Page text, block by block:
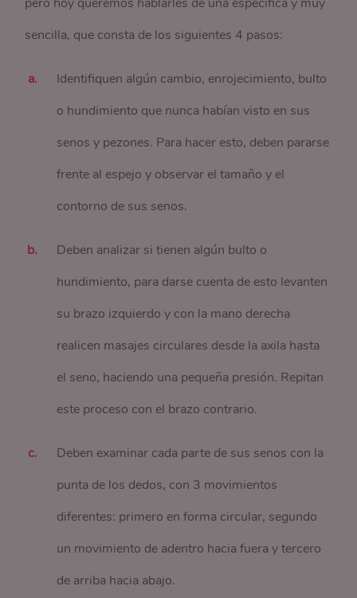
sencilla, que consta de los siguientes 4 pasos:
Identifiquen algún cambio, enrojecimiento, bulto
o hundimiento que nunca habían visto en sus
senos y pezones. Para hacer esto, deben pararse
frente al espejo y observar el tamaño y el
contorno de sus senos.
Deben analizar si tienen algún bulto o
hundimiento, para darse cuenta de esto levanten
su brazo izquierdo y con la mano derecha
realicen masajes circulares desde la axila hasta
el seno, haciendo una pequeña presión. Repitan
este proceso con el brazo contrario.
Deben examinar cada parte de sus senos con la
punta de los dedos, con 3 movimientos
diferentes: primero en forma circular, segundo
un movimiento de adentro hacia fuera y tercero
de arriba hacia abajo.